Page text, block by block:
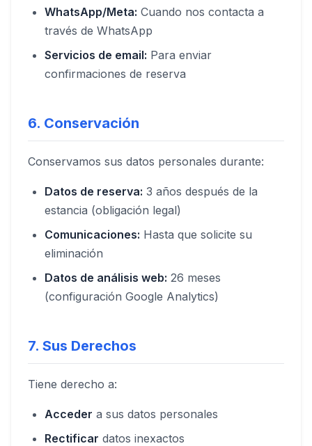
WhatsApp/Meta: Cuando nos contacta a
través de WhatsApp
Servicios de email: Para enviar
confirmaciones de reserva
6. Conservación
Conservamos sus datos personales durante:
Datos de reserva: 3 años después de la
estancia (obligación legal)
Comunicaciones: Hasta que solicite su
eliminación
Datos de análisis web: 26 meses
(configuración Google Analytics)
7. Sus Derechos
Tiene derecho a:
Acceder a sus datos personales
Rectificar datos inexactos